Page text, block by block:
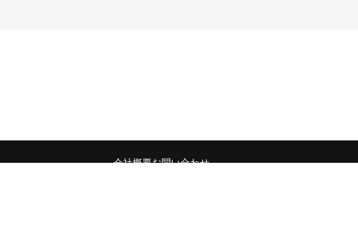
会社概要お問い合わせ